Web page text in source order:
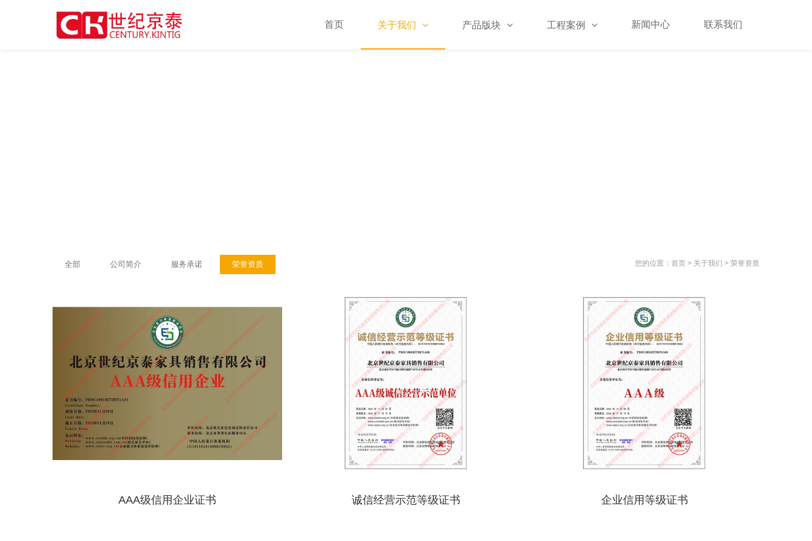
首页 关于我们 产品版块 工程案例 新闻中心 联系我们
您的位置： 首页 > 关于我们 > 荣誉资质
全部 公司简介 服务承诺 荣誉资质
AAA级信用企业证书 诚信经营示范等级证书 企业信用等级证书